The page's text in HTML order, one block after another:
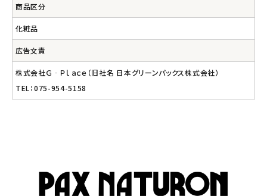
商品区分
化粧品
広告文責
株式会社Ｇ‐Ｐｌａｃｅ（旧社名 日本グリーンパックス株式会社）
TEL：075-954-5158